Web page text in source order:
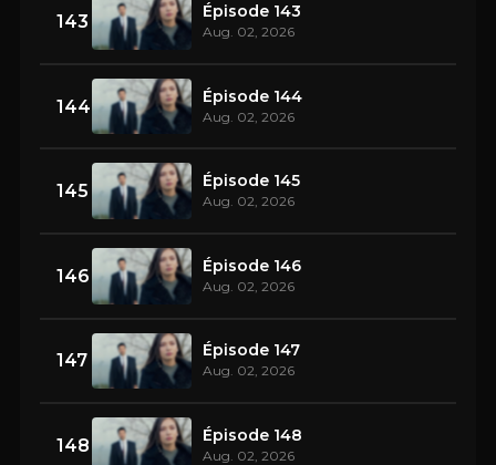
143 Épisode 143
Aug. 02, 2026
144 Épisode 144
Aug. 02, 2026
145 Épisode 145
Aug. 02, 2026
146 Épisode 146
Aug. 02, 2026
147 Épisode 147
Aug. 02, 2026
148 Épisode 148
Aug. 02, 2026